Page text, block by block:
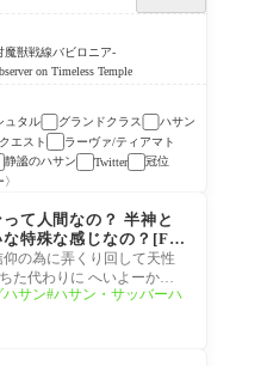
魔獣戦線バビロニア-
on Timeless Temple
ュタル グランドクラス
ハサン
エスト
ラーヴァ/ティアマト
静謐のハサン Twitter
冠位
て人間なの？ 半神と
特殊な感じなの？[FG
性の肉体Aを持った達
…
の為に弄くり回して天性
た代わりに へいよーかる
デルとなったハサン・サッ
ハサン ハサン・サッバーハ